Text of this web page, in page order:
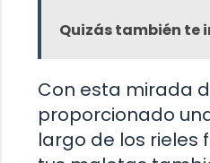
Quizás también te
Con esta mirada
proporcionado
largo de los rieles